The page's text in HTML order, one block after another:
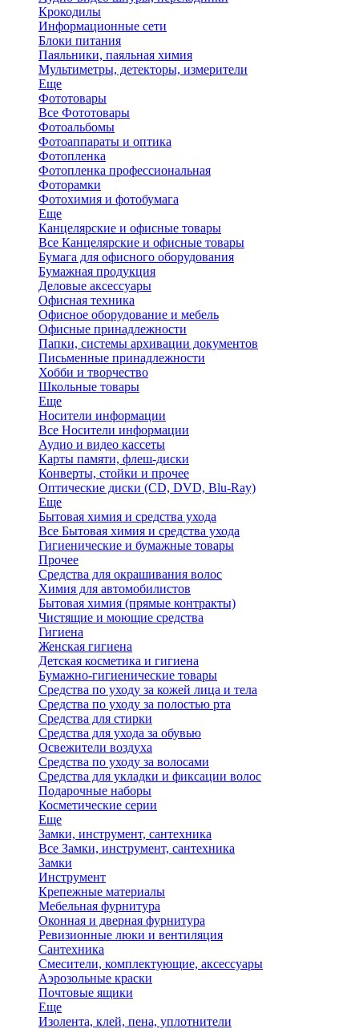
Крокодилы
Информационные сети
Блоки питания
Паяльники, паяльная химия
Мультиметры, детекторы, измерители
Еще
Фототовары
Все Фототовары
Фотоальбомы
Фотоаппараты и оптика
Фотопленка
Фотопленка профессиональная
Фоторамки
Фотохимия и фотобумага
Еще
Канцелярские и офисные товары
Все Канцелярские и офисные товары
Бумага для офисного оборудования
Бумажная продукция
Деловые аксессуары
Офисная техника
Офисное оборудование и мебель
Офисные принадлежности
Папки, системы архивации документов
Письменные принадлежности
Хобби и творчество
Школьные товары
Еще
Носители информации
Все Носители информации
Аудио и видео кассеты
Карты памяти, флеш-диски
Конверты, стойки и прочее
Оптические диски (CD, DVD, Blu-Ray)
Еще
Бытовая химия и средства ухода
Все Бытовая химия и средства ухода
Гигиенические и бумажные товары
Прочее
Средства для окрашивания волос
Химия для автомобилистов
Бытовая химия (прямые контракты)
Чистящие и моющие средства
Гигиена
Женская гигиена
Детская косметика и гигиена
Бумажно-гигиенические товары
Средства по уходу за кожей лица и тела
Средства по уходу за полостью рта
Средства для стирки
Средства для ухода за обувью
Освежители воздуха
Средства по уходу за волосами
Средства для укладки и фиксации волос
Подарочные наборы
Косметические серии
Еще
Замки, инструмент, сантехника
Все Замки, инструмент, сантехника
Замки
Инструмент
Крепежные материалы
Мебельная фурнитура
Оконная и дверная фурнитура
Ревизионные люки и вентиляция
Сантехника
Смесители, комплектующие, аксессуары
Аэрозольные краски
Почтовые ящики
Еще
Изолента, клей, пена, уплотнители